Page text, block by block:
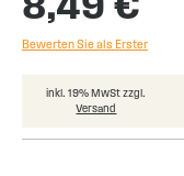
Bewerten Sie als Erster
inkl. 19% MwSt zzgl.
Versand